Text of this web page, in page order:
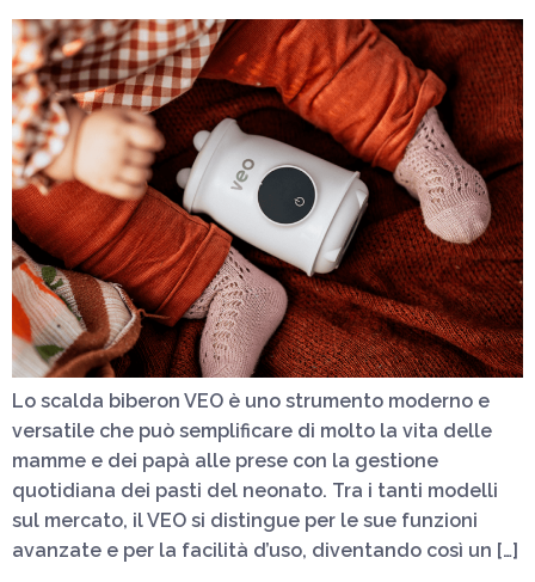
Lo scalda biberon VEO è uno strumento moderno e
versatile che può semplificare di molto la vita delle
mamme e dei papà alle prese con la gestione
quotidiana dei pasti del neonato. Tra i tanti modelli
sul mercato, il VEO si distingue per le sue funzioni
avanzate e per la facilità d’uso, diventando così un […]